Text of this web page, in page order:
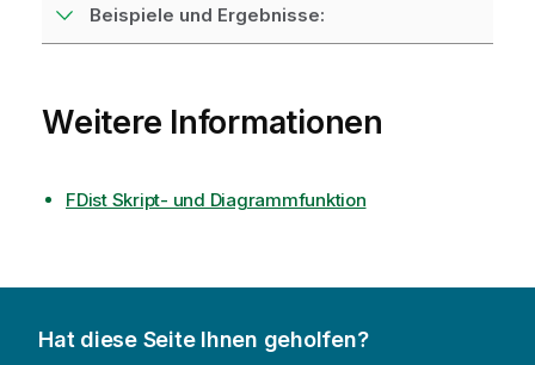
Beispiele und Ergebnisse:
Weitere Informationen
FDist Skript- und Diagrammfunktion
Hat diese Seite Ihnen geholfen?